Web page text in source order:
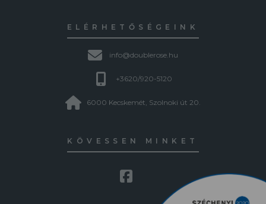
ELÉRHETŐSÉGEINK
info@doublerose.hu
+3620/920-5120
6000 Kecskemét, Szolnoki út 20.
KÖVESSEN MINKET